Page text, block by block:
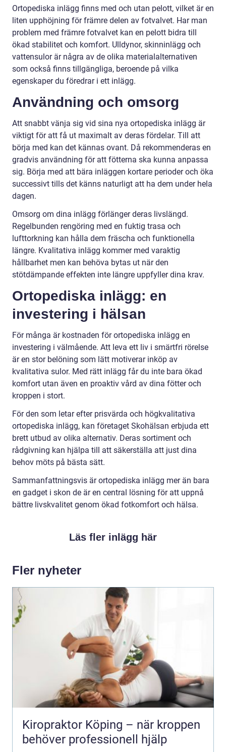
Ortopediska inlägg finns med och utan pelott, vilket är en
liten upphöjning för främre delen av fotvalvet. Har man
problem med främre fotvalvet kan en pelott bidra till
ökad stabilitet och komfort. Ulldynor, skinninlägg och
vattensulor är några av de olika materialalternativen
som också finns tillgängliga, beroende på vilka
egenskaper du föredrar i ett inlägg.
Användning och omsorg
Att snabbt vänja sig vid sina nya ortopediska inlägg är
viktigt för att få ut maximalt av deras fördelar. Till att
börja med kan det kännas ovant. Då rekommenderas en
gradvis användning för att fötterna ska kunna anpassa
sig. Börja med att bära inläggen kortare perioder och öka
successivt tills det känns naturligt att ha dem under hela
dagen.
Omsorg om dina inlägg förlänger deras livslängd.
Regelbunden rengöring med en fuktig trasa och
lufttorkning kan hålla dem fräscha och funktionella
längre. Kvalitativa inlägg kommer med varaktig
hållbarhet men kan behöva bytas ut när den
stötdämpande effekten inte längre uppfyller dina krav.
Ortopediska inlägg: en
investering i hälsan
För många är kostnaden för ortopediska inlägg en
investering i välmående. Att leva ett liv i smärtfri rörelse
är en stor belöning som lätt motiverar inköp av
kvalitativa sulor. Med rätt inlägg får du inte bara ökad
komfort utan även en proaktiv vård av dina fötter och
kroppen i stort.
För den som letar efter prisvärda och högkvalitativa
ortopediska inlägg, kan företaget Skohälsan erbjuda ett
brett utbud av olika alternativ. Deras sortiment och
rådgivning kan hjälpa till att säkerställa att just dina
behov möts på bästa sätt.
Sammanfattningsvis är ortopediska inlägg mer än bara
en gadget i skon de är en central lösning för att uppnå
bättre livskvalitet genom ökad fotkomfort och hälsa.
Läs fler inlägg här
Fler nyheter
Kiropraktor Köping – när kroppen
behöver professionell hjälp